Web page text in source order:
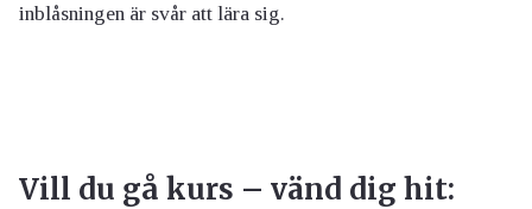
inblåsningen är svår att lära sig.
Vill du gå kurs – vänd dig hit: